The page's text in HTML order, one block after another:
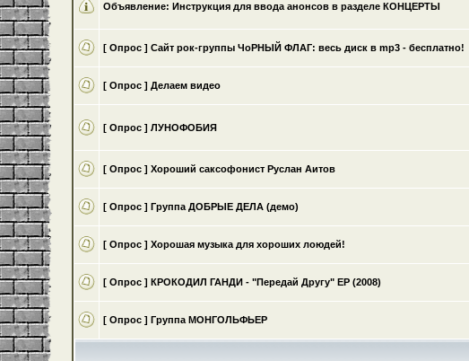
Объявление: Инструкция для ввода анонсов в разделе КОНЦЕРТЫ
[ Опрос ] Cайт рок-группы ЧоРНЫЙ ФЛАГ: весь диск в mp3 - бесплатно!
[ Опрос ] Делаем видео
[ Опрос ] ЛУНОФОБИЯ
[ Опрос ] Хороший саксофонист Руслан Аитов
[ Опрос ] Группа ДОБРЫЕ ДЕЛА (демо)
[ Опрос ] Хорошая музыка для хороших лоюдей!
[ Опрос ] КРОКОДИЛ ГАНДИ - "Передай Другу" ЕР (2008)
[ Опрос ] Группа МОНГОЛЬФЬЕР